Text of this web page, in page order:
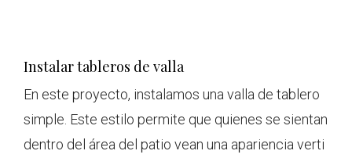
Instalar tableros de valla
En este proyecto, instalamos una valla de tablero
simple. Este estilo permite que quienes se sientan
dentro del área del patio vean una apariencia verti